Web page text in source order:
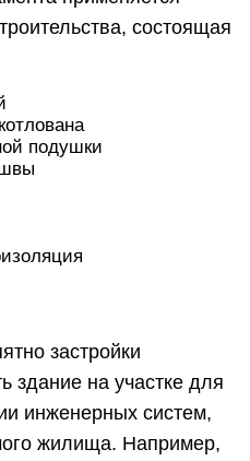
состоящая
подушки
застройки
здание на участке для
инженерных систем,
жилища. Например,